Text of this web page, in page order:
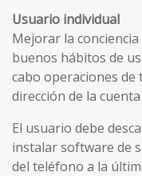
Usuario individual
Mejorar la
buenos hábitos de
cabo operaciones
dirección de la
El usuario debe
instalar software de
del teléfono a la